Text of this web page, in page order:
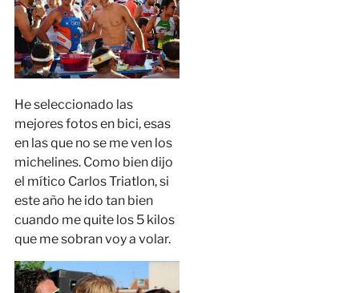
He seleccionado las
mejores fotos en bici, esas
en las que no se me ven los
michelines. Como bien dijo
el mítico Carlos Triatlon, si
este año he ido tan bien
cuando me quite los 5 kilos
que me sobran voy a volar.